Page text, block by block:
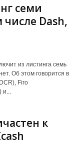
семи
Dash,
из листинга семь
Об этом говорится в
Firo
и...
к